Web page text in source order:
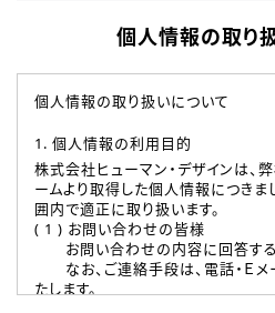
個人情報の取り
個人情報の取り扱いについて
1. 個人情報の利用目的
株式会社ヒューマン・デザインは、
ームより取得した個人情報につき
囲内で適正に取り扱います。
( 1 ) お問い合わせの皆様
お問い合わせの内容に回答する
なお、ご連絡手段は、電話・Ｅ
たします。